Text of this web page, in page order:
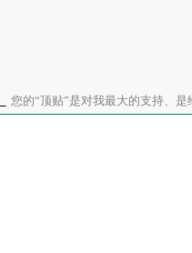
您的“顶贴”是对我最大的支持、